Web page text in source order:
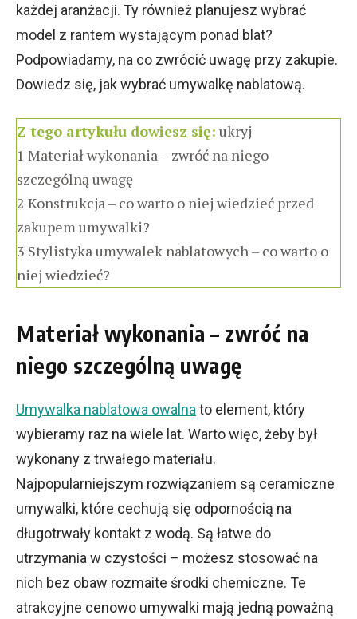
każdej aranżacji. Ty również planujesz wybrać
model z rantem wystającym ponad blat?
Podpowiadamy, na co zwrócić uwagę przy zakupie.
Dowiedz się, jak wybrać umywalkę nablatową.
Z tego artykułu dowiesz się: ukryj
1 Materiał wykonania – zwróć na niego
szczególną uwagę
2 Konstrukcja – co warto o niej wiedzieć przed
zakupem umywalki?
3 Stylistyka umywalek nablatowych – co warto o
niej wiedzieć?
Materiał wykonania – zwróć na
niego szczególną uwagę
Umywalka nablatowa owalna to element, który
wybieramy raz na wiele lat. Warto więc, żeby był
wykonany z trwałego materiału.
Najpopularniejszym rozwiązaniem są ceramiczne
umywalki, które cechują się odpornością na
długotrwały kontakt z wodą. Są łatwe do
utrzymania w czystości – możesz stosować na
nich bez obaw rozmaite środki chemiczne. Te
atrakcyjne cenowo umywalki mają jedną poważną